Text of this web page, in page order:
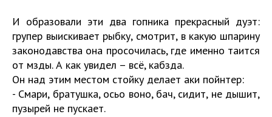
И образовали эти два гопника прекрасный дуэт:
групер выискивает рыбку, смотрит, в какую шпарину
законодавства она просочилась, где именно таится
от мзды. А как увидел – всё, кабзда.
Он над этим местом стойку делает аки пойнтер:
- Смари, братушка, осьо воно, бач, сидит, не дышит,
пузырей не пускает.